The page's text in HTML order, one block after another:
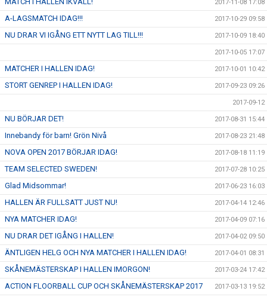
2017-11-08 17:08
A-LAGSMATCH IDAG!!! 2017-10-29 09:58
NU DRAR VI IGÅNG ETT NYTT LAG TILL!!! 2017-10-09 18:40
2017-10-05 17:07
MATCHER I HALLEN IDAG! 2017-10-01 10:42
STORT GENREP I HALLEN IDAG! 2017-09-23 09:26
2017-09-12
NU BÖRJAR DET! 2017-08-31 15:44
Innebandy för barn! Grön Nivå 2017-08-23 21:48
NOVA OPEN 2017 BÖRJAR IDAG! 2017-08-18 11:19
TEAM SELECTED SWEDEN! 2017-07-28 10:25
Glad Midsommar! 2017-06-23 16:03
HALLEN ÄR FULLSATT JUST NU! 2017-04-14 12:46
NYA MATCHER IDAG! 2017-04-09 07:16
NU DRAR DET IGÅNG I HALLEN! 2017-04-02 09:50
ÄNTLIGEN HELG OCH NYA MATCHER I HALLEN IDAG! 2017-04-01 08:31
SKÅNEMÄSTERSKAP I HALLEN IMORGON! 2017-03-24 17:42
ACTION FLOORBALL CUP OCH SKÅNEMÄSTERSKAP 2017 2017-03-13 19:52